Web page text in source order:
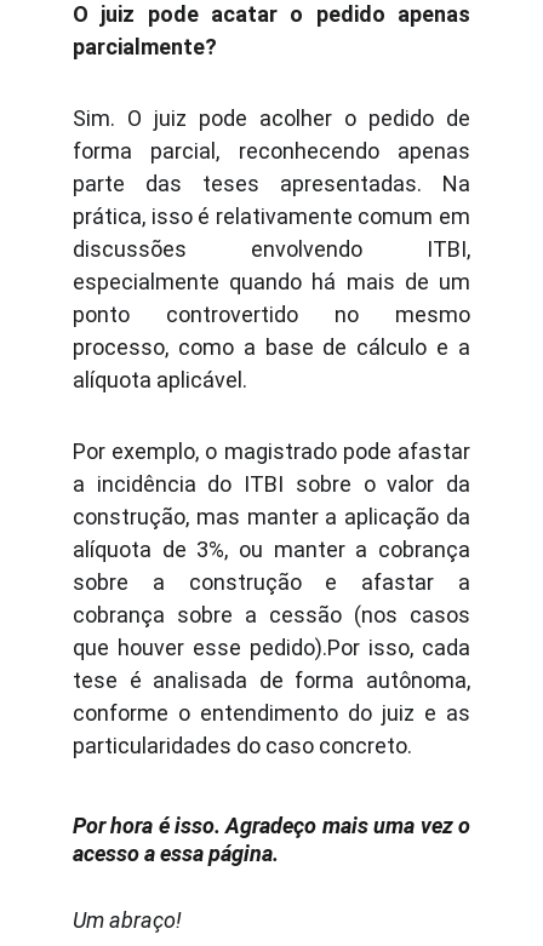
Por hora é isso. Agradeço mais uma vez o
acesso a essa página.
Um abraço!
O juiz pode acatar o pedido apenas
parcialmente?
Sim. O juiz pode acolher o pedido de
forma parcial, reconhecendo apenas
parte das teses apresentadas. Na
prática, isso é relativamente comum em
discussões envolvendo ITBI,
especialmente quando há mais de um
ponto controvertido no mesmo
processo, como a base de cálculo e a
alíquota aplicável.
Por exemplo, o magistrado pode afastar
a incidência do ITBI sobre o valor da
construção, mas manter a aplicação da
alíquota de 3%, ou manter a cobrança
sobre a construção e afastar a
cobrança sobre a cessão (nos casos
que houver esse pedido).Por isso, cada
tese é analisada de forma autônoma,
conforme o entendimento do juiz e as
particularidades do caso concreto.